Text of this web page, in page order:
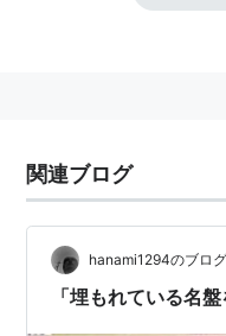
関連ブログ
hanami1294のブログ
「埋もれている名